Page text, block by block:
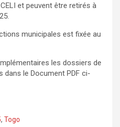
et peuvent être retirés à
municipales est fixée au
les dossiers de
le Document PDF ci-
, Togo